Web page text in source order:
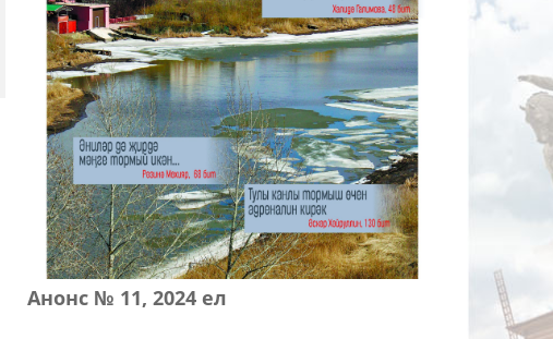
Анонс № 11, 2024 ел